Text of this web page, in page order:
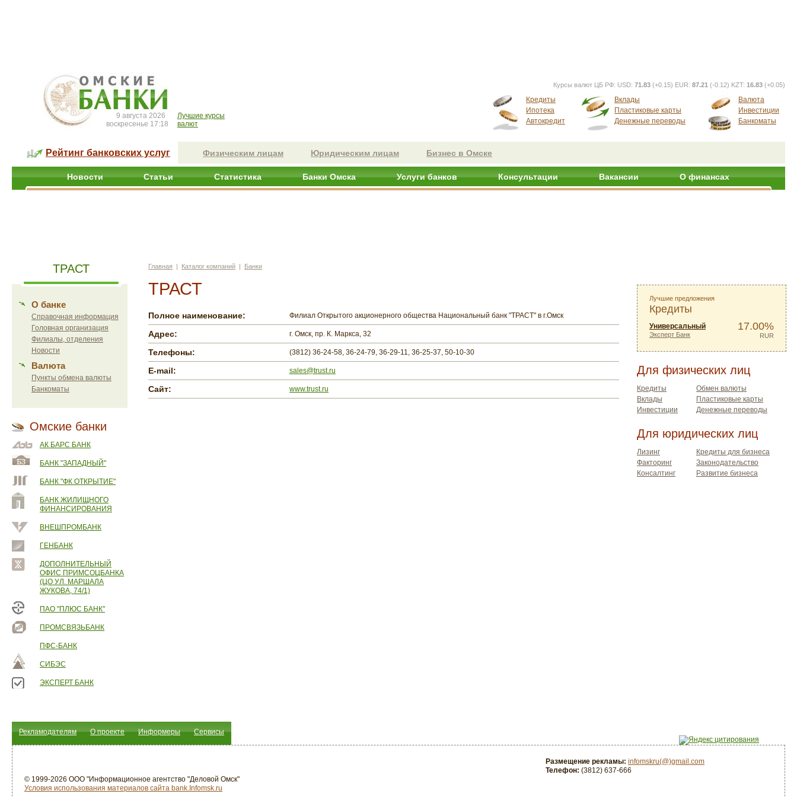
9 августа 2026
воскресенье 17:18
Лучшие курсы
валют
Курсы валют ЦБ РФ: USD: 71.83 (+0.15) EUR: 87.21 (-0.12) KZT: 16.83 (+0.05)
Кредиты
Ипотека
Автокредит
Вклады
Пластиковые карты
Денежные переводы
Валюта
Инвестиции
Банкоматы
Рейтинг банковских услуг Физическим лицам Юридическим лицам Бизнес в Омске
Новости Статьи Статистика Банки Омска Услуги банков Консультации Вакансии О финансах
ТРАСТ
О банке
Справочная информация
Головная организация
Филиалы, отделения
Новости
Валюта
Пункты обмена валюты
Банкоматы
Омские банки
АК БАРС БАНК
БАНК "ЗАПАДНЫЙ"
БАНК "ФК ОТКРЫТИЕ"
БАНК ЖИЛИЩНОГО
ФИНАНСИРОВАНИЯ
ВНЕШПРОМБАНК
ГЕНБАНК
ДОПОЛНИТЕЛЬНЫЙ
ОФИС ПРИМСОЦБАНКА
(ЦО УЛ. МАРШАЛА
ЖУКОВА, 74/1)
ПАО "ПЛЮС БАНК"
ПРОМСВЯЗЬБАНК
ПФС-БАНК
СИБЭС
ЭКСПЕРТ БАНК
Главная | Каталог компаний | Банки
ТРАСТ
Полное наименование: Филиал Открытого акционерного общества Национальный банк "ТРАСТ" в г.Омск
Адрес: г. Омск, пр. К. Маркса, 32
Телефоны: (3812) 36-24-58, 36-24-79, 36-29-11, 36-25-37, 50-10-30
E-mail: sales@trust.ru
Сайт: www.trust.ru
Лучшие предложения
Кредиты
Универсальный
Эксперт Банк
17.00%
RUR
Для физических лиц
Кредиты
Вклады
Инвестиции
Обмен валюты
Пластиковые карты
Денежные переводы
Для юридических лиц
Лизинг
Факторинг
Консалтинг
Кредиты для бизнеса
Законодательство
Развитие бизнеса
Рекламодателям О проекте Информеры Сервисы
© 1999-2026 ООО "Информационное агентство "Деловой Омск"
Условия использования материалов сайта bank.Infomsk.ru
Размещение рекламы: infomskru(@)gmail.com
Телефон: (3812) 637-666